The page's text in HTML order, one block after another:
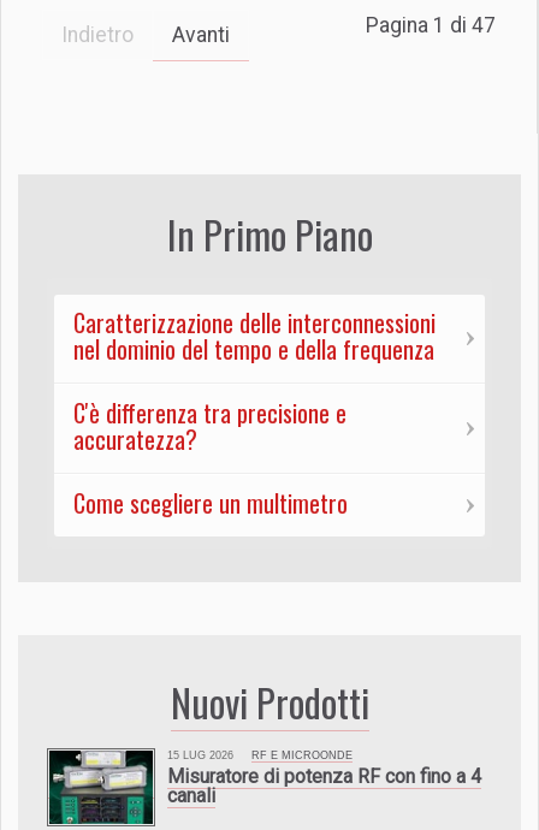
Pagina 1 di 47
Indietro Avanti
In Primo Piano
Caratterizzazione delle interconnessioni
nel dominio del tempo e della frequenza
C'è differenza tra precisione e
accuratezza?
Come scegliere un multimetro
Nuovi Prodotti
15 LUG 2026 RF E MICROONDE
Misuratore di potenza RF con fino a 4
canali